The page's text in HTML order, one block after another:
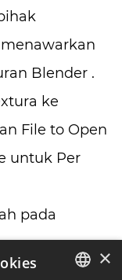
menawarkan
Blender .
ke
File to Open
untuk Per
pada
×